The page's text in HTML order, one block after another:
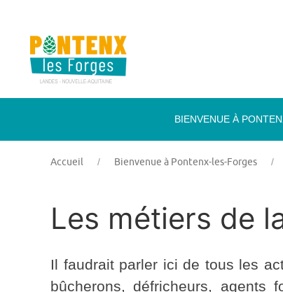
BIENVENUE À
Accueil Bienvenue à Pontenx-les-Forges
Les métiers de
Il faudrait parler ici de tous les
bûcherons, défricheurs, agents